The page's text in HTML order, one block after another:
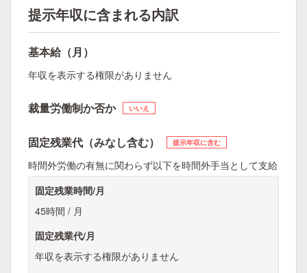
提示年収に含まれる内訳
基本給（月）
年収を表示する権限がありません
裁量労働制か否か いいえ
固定残業代（みなし含む） 提示年収に含む
時間外労働の有無に関わらず以下を時間外手当として支給
固定残業時間/月
45時間 / 月
固定残業代/月
年収を表示する権限がありません